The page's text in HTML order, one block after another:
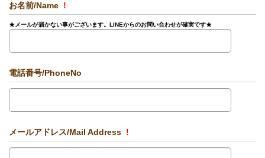
お名前/Name !
★メールが届かない事がございます。LINEからのお問い合わせが確実です★
電話番号/PhoneNo
メールアドレス/Mail Address !